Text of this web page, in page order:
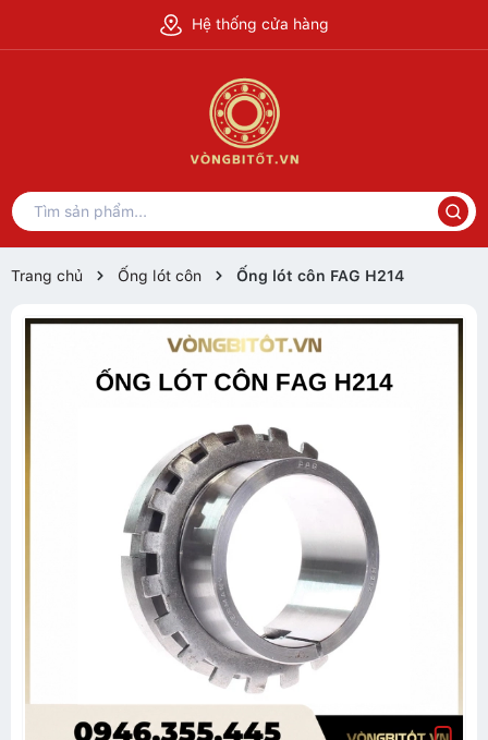
Hệ thống cửa hàng
Trang chủ Ống lót côn Ống lót côn FAG H214